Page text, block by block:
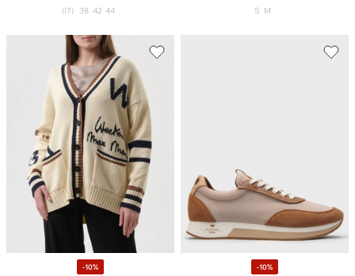
(IT) 38 42 44 S M
-10% -10%